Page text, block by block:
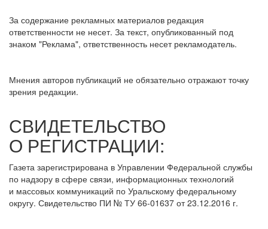
За содержание рекламных материалов редакция
ответственности не несет. За текст, опубликованный под
знаком "Реклама", ответственность несет рекламодатель.
Мнения авторов публикаций не обязательно отражают точку
зрения редакции.
СВИДЕТЕЛЬСТВО
О РЕГИСТРАЦИИ:
Газета зарегистрирована в Управлении Федеральной службы
по надзору в сфере связи, информационных технологий
и массовых коммуникаций по Уральскому федеральному
округу. Свидетельство ПИ № ТУ 66-01637 от 23.12.2016 г.